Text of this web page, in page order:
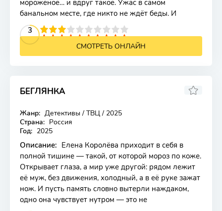
мороженое… и вдруг такое. Ужас в самом
банальном месте, где никто не ждёт беды. И
3
4 5 6 7 8 9 10
СМОТРЕТЬ ОНЛАЙН
БЕГЛЯНКА
Жанр: Детективы / ТВЦ / 2025
Страна: Россия
Год: 2025
Описание: Елена Королёва приходит в себя в
полной тишине — такой, от которой мороз по коже.
Открывает глаза, а мир уже другой: рядом лежит
её муж, без движения, холодный, а в её руке зажат
нож. И пусть память словно вытерли наждаком,
одно она чувствует нутром — это не